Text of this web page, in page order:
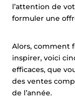
l’attention de
formuler une
Alors, comment
inspirer, voici
efficaces, que
des ventes
de l’année.